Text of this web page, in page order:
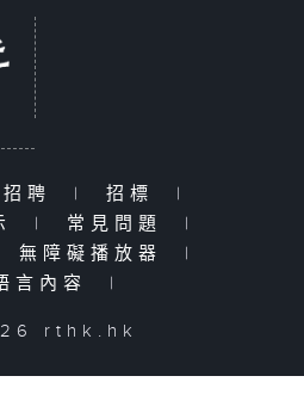
招聘 | 招標
|
| 常見問題
|
無障礙播放器
|
言內容
|
rthk.hk